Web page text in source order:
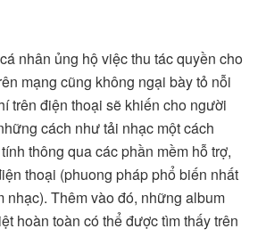
nhân ủng hộ việc thu tác quyền cho
mạng cũng không ngại bày tỏ nỗi
trên điện thoại sẽ khiến cho người
cách như tải nhạc một cách
thông qua các phần mềm hỗ trợ,
thoại (phuong pháp phổ biến nhất
nhạc). Thêm vào đó, những album
hoàn toàn có thể được tìm thấy trên